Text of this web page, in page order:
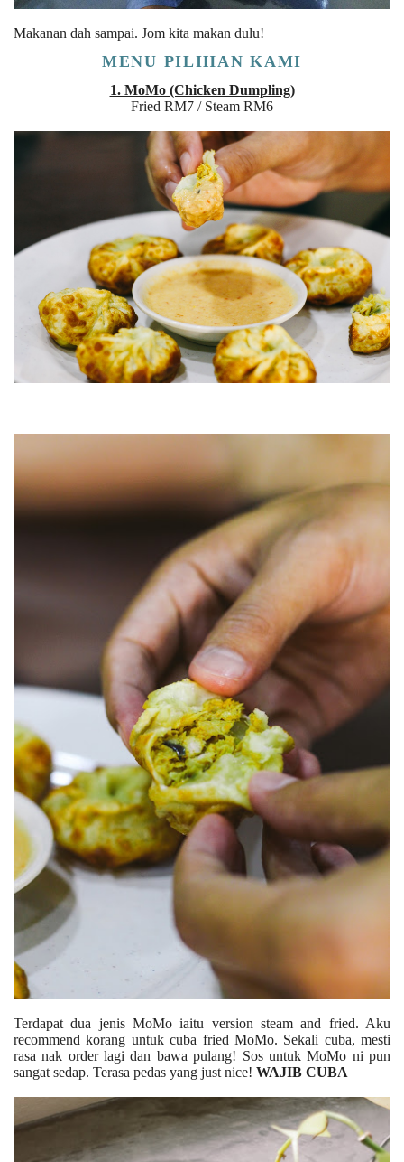
Makanan dah sampai. Jom kita makan dulu!
MENU PILIHAN KAMI
1. MoMo (Chicken Dumpling)
Fried RM7 / Steam RM6
Terdapat dua jenis MoMo iaitu version steam and fried. Aku
recommend korang untuk cuba fried MoMo. Sekali cuba, mesti
rasa nak order lagi dan bawa pulang! Sos untuk MoMo ni pun
sangat sedap. Terasa pedas yang just nice! WAJIB CUBA